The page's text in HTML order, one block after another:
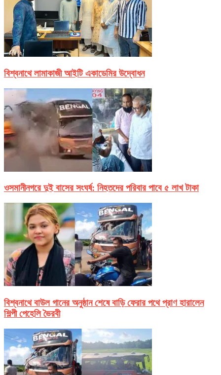
বিশ্বনাথে লামাকাজী আইটি একাডেমির উদ্বোধন
ওসমানীনগরে দুই বাসের সংঘর্ষ: নিহতদের পরিবার পাবে ৫ লাখ টাকা
বিশ্বনাথে বাউল গানের অনুষ্ঠান শেষে বাড়ি ফেরার পথে প্রাণ হারালেন
শিল্পী পেহেলি ভৈরবী